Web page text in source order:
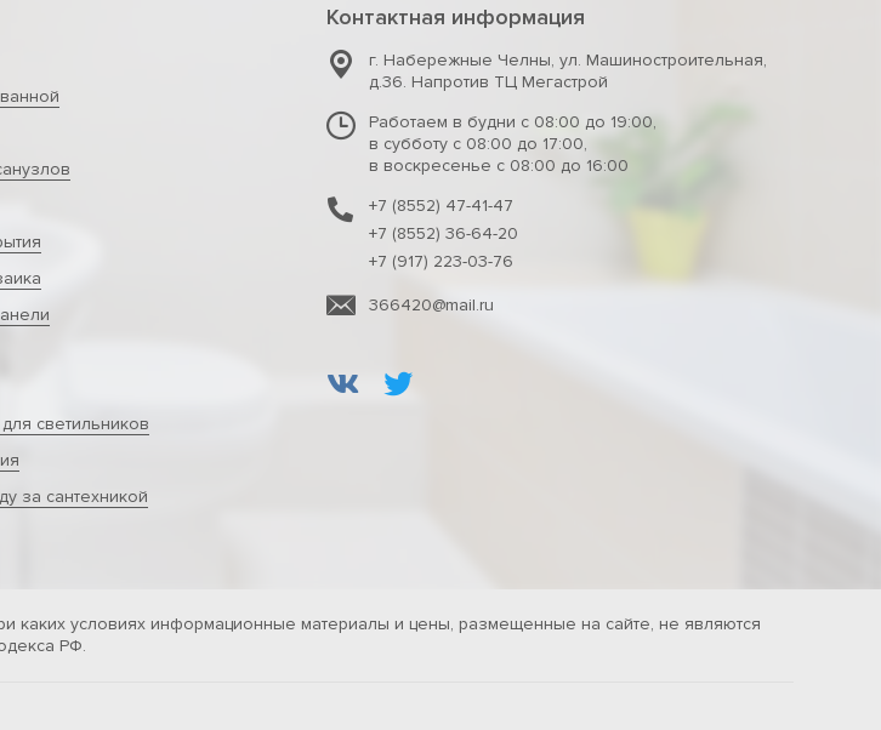
светильников
за сантехникой
Контактная информация
г. Набережные Челны, ул. Машиностроительная,
д.36. Напротив ТЦ Мегастрой
Работаем в будни с 08:00 до 19:00,
в субботу с 08:00 до 17:00,
в воскресенье с 08:00 до 16:00
+7 (8552) 47-41-47
+7 (8552) 36-64-20
+7 (917) 223-03-76
366420@mail.ru
каких условиях информационные материалы и цены, размещенные на сайте, не являются
РФ.